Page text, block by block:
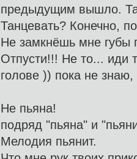
предыдущим вышло.
Танцевать? Конечно,
Не замкнёшь мне губы
Отпусти!!! Не
голове )) пока не
Не пьяна!
подряд "пьяна" и
Мелодия пьянит.